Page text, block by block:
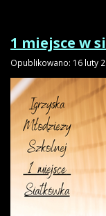
1 miejsce w
Opublikowano: 16 luty